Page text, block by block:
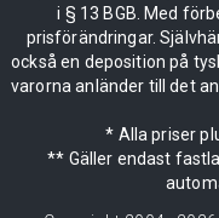
i § 13 BGB. Med
prisförändringar.
också en deposition på
varorna anländer till det
* Alla priser
** Gäller endast